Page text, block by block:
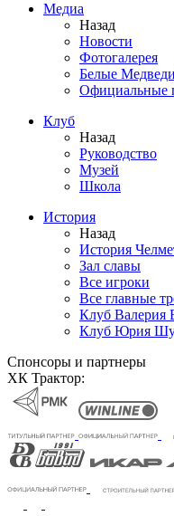
Медиа
Назад
Новости
Фотогалерея
Белые
Официальные
Клуб
Назад
Руководство
Музей
Школа
История
Назад
История
Зал славы
Все игроки
Все главные
Клуб Валерия
Клуб Юрия
Спонсоры и партнеры
ХК Трактор: